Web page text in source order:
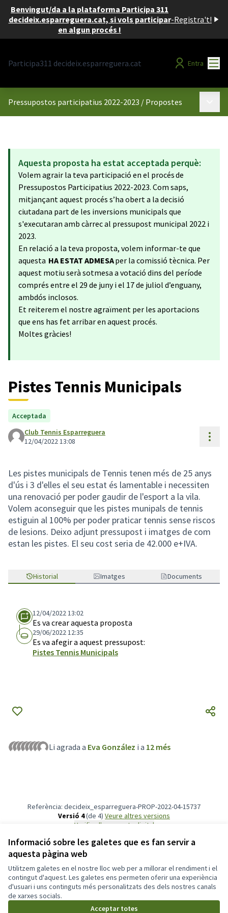
Informació sobre les galetes que es fan servir a
aquesta pàgina web
Utilitzem galetes en el nostre lloc web per a millorar el rendiment i el
contingut d'aquest. Les galetes ens permeten oferir una experiència
d'usuari i uns continguts més personalitzats des dels nostres canals
de xarxes socials.
Acceptar totes
Benvingut/da a la plataforma Participa 311
decideix.esparreguera.cat, si vols participar
en algun procés !
-Registra't!
Participa311 decideix.esparreguera.cat Entra
Pressupostos participatius 2022-2023 / Propostes
Aquesta proposta ha estat acceptada perquè:
Volem agrair la teva participació en el procés de
Pressupostos Participatius 2022-2023. Com saps,
mitjançant aquest procés s’ha obert a la decisió
ciutadana part de les inversions municipals que
s'executaran amb càrrec al pressupost municipal 2022 i
2023.
En relació a la teva proposta, volem informar-te que
aquesta HA ESTAT ADMESAper la comissió tècnica. Per
aquest motiu serà sotmesa a votació dins del període
comprés entre el 29 de juny i el 17 de juliol d’enguany,
ambdós inclosos.
Et reiterem el nostre agraïment per les aportacions
que ens has fet arribar en aquest procés.
Moltes gràcies!
Pistes Tennis Municipals
Acceptada
Club Tennis Esparreguera
12/04/2022 13:08
Les pistes municipals de Tennis tenen més de 25 anys
d'ús i 3 d'elles el seu estat és lamentable i necessiten
una renovació per poder gaudir de l'esport a la vila.
Volem aconseguir que les pistes munipals de tennis
estiguin al 100% per poder praticar tennis sense riscos
de lesions. Deixo adjunt pressupost i imatges de com
estan les pistes. El seu cost seria de 42.000 e+IVA.
Historial Imatges Documents
12/04/2022 13:02
Es va crear aquesta proposta
29/06/2022 12:35
Es va afegir a aquest pressupost:
Pistes Tennis Municipals
Li agrada a Eva González i a 12 més
Referència: decideix_esparreguera-PROP-2022-04-15737
Versió 4(de 4)
veure altres versions
Verifica l'empremta digital
Termes i condicions d'ús
Configuració de les galetes
Participa311 decideix.esparreguera.cat a X
(Enllaç extern)
Participa311 decideix.esparreguera.cat a Facebook
(Enllaç extern)
Participa311 decideix.esparreguera.cat a Instagram
(Enllaç extern)
Participa311 decideix.esparreguera.cat a YouTube
(Enllaç extern)
Triar la llenguaElegir el idioma